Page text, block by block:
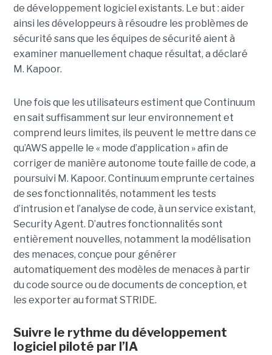
de développement logiciel existants. Le but : aider
ainsi les développeurs à résoudre les problèmes de
sécurité sans que les équipes de sécurité aient à
examiner manuellement chaque résultat, a déclaré
M. Kapoor.
Une fois que les utilisateurs estiment que Continuum
en sait suffisamment sur leur environnement et
comprend leurs limites, ils peuvent le mettre dans ce
qu’AWS appelle le « mode d’application » afin de
corriger de manière autonome toute faille de code, a
poursuivi M. Kapoor. Continuum emprunte certaines
de ses fonctionnalités, notamment les tests
d’intrusion et l’analyse de code, à un service existant,
Security Agent. D’autres fonctionnalités sont
entièrement nouvelles, notamment la modélisation
des menaces, conçue pour générer
automatiquement des modèles de menaces à partir
du code source ou de documents de conception, et
les exporter au format STRIDE.
Suivre le rythme du développement
logiciel piloté par l’IA